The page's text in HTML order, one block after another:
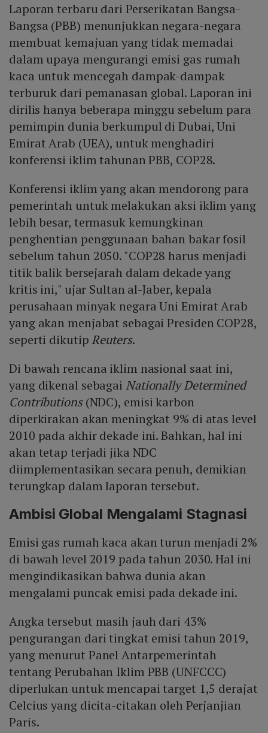
Laporan terbaru dari Perserikatan Bangsa-
Bangsa (PBB) menunjukkan negara-negara
membuat kemajuan yang tidak memadai
dalam upaya mengurangi emisi gas rumah
kaca untuk mencegah dampak-dampak
terburuk dari pemanasan global. Laporan ini
dirilis hanya beberapa minggu sebelum para
pemimpin dunia berkumpul di Dubai, Uni
Emirat Arab (UEA), untuk menghadiri
konferensi iklim tahunan PBB, COP28.
Konferensi iklim yang akan mendorong para
pemerintah untuk melakukan aksi iklim yang
lebih besar, termasuk kemungkinan
penghentian penggunaan bahan bakar fosil
sebelum tahun 2050. "COP28 harus menjadi
titik balik bersejarah dalam dekade yang
kritis ini," ujar Sultan al-Jaber, kepala
perusahaan minyak negara Uni Emirat Arab
yang akan menjabat sebagai Presiden COP28,
seperti dikutip Reuters.
Di bawah rencana iklim nasional saat ini,
yang dikenal sebagai Nationally Determined
Contributions(NDC), emisi karbon
diperkirakan akan meningkat 9% di atas level
2010 pada akhir dekade ini. Bahkan, hal ini
akan tetap terjadi jika NDC
diimplementasikan secara penuh, demikian
terungkap dalam laporan tersebut.
Ambisi Global Mengalami Stagnasi
Emisi gas rumah kaca akan turun menjadi 2%
di bawah level 2019 pada tahun 2030. Hal ini
mengindikasikan bahwa dunia akan
mengalami puncak emisi pada dekade ini.
Angka tersebut masih jauh dari 43%
pengurangan dari tingkat emisi tahun 2019,
yang menurut Panel Antarpemerintah
tentang Perubahan Iklim PBB (UNFCCC)
diperlukan untuk mencapai target 1,5 derajat
Celcius yang dicita-citakan oleh Perjanjian
Paris.